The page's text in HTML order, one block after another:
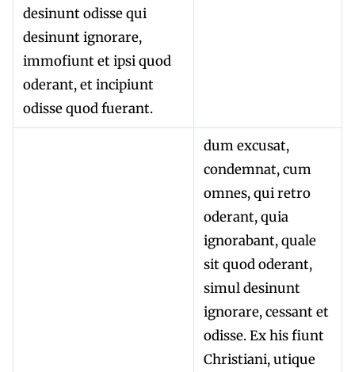
desinunt odisse qui
desinunt ignorare,
immofiunt et ipsi quod
oderant, et incipiunt
odisse quod fuerant.
dum excusat,
condemnat, cum
omnes, qui retro
oderant, quia
ignorabant, quale
sit quod oderant,
simul desinunt
ignorare, cessant et
odisse. Ex his fiunt
Christiani, utique